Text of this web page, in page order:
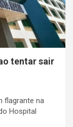
tentar sair
flagrante na
Hospital